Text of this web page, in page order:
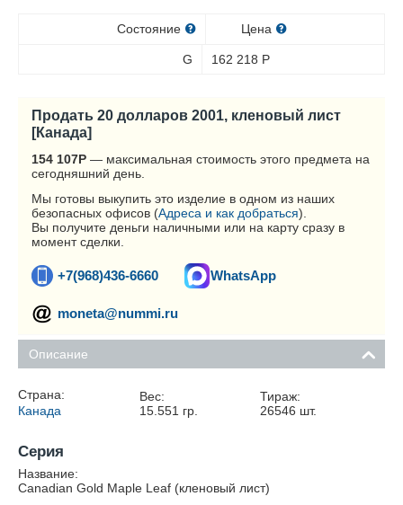
Состояние Цена
G 162 218 Р
Продать 20 долларов 2001, кленовый лист
[Канада]
154 107Р — максимальная стоимость этого предмета на
сегодняшний день.
Мы готовы выкупить это изделие в одном из наших
безопасных офисов (Адреса и как добраться).
Вы получите деньги наличными или на карту сразу в
момент сделки.
+7(968)436-6660 WhatsApp
moneta@nummi.ru
Описание
Страна:
Канада
Вес:
15.551 гр.
Тираж:
26546 шт.
Серия
Название:
Canadian Gold Maple Leaf (кленовый лист)